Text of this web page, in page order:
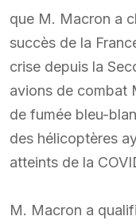
que M. Macron a
succès de la
crise depuis la
avions de combat
de fumée bleu-
des hélicoptères
atteints de la
M. Macron a